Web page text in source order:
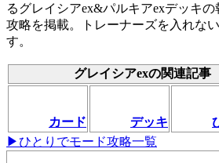
るグレイシアex&パルキアexデッキ
攻略を掲載。トレーナーズを入れな
す。
グレイシアexの関連記事
カード デッキ
▶ひとりでモード攻略一覧